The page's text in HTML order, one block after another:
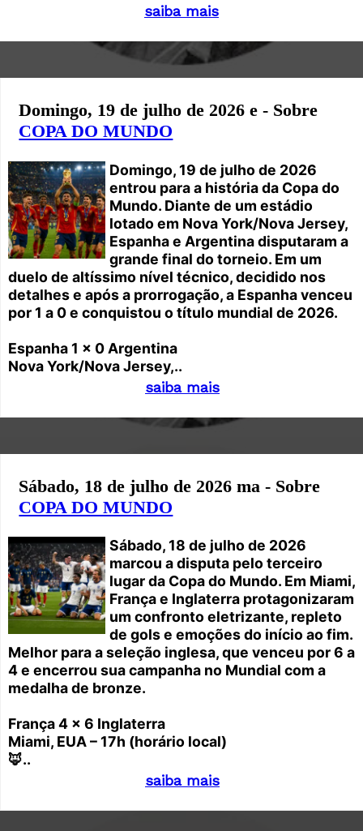
saiba mais
Domingo, 19 de julho de 2026 e - Sobre
COPA DO MUNDO
Domingo, 19 de julho de 2026
entrou para a história da Copa do
Mundo. Diante de um estádio
lotado em Nova York/Nova Jersey,
Espanha e Argentina disputaram a
grande final do torneio. Em um
duelo de altíssimo nível técnico, decidido nos
detalhes e após a prorrogação, a Espanha venceu
por 1 a 0 e conquistou o título mundial de 2026.
Espanha 1 x 0 Argentina
Nova York/Nova Jersey,..
saiba mais
Sábado, 18 de julho de 2026 ma - Sobre
COPA DO MUNDO
Sábado, 18 de julho de 2026
marcou a disputa pelo terceiro
lugar da Copa do Mundo. Em Miami,
França e Inglaterra protagonizaram
um confronto eletrizante, repleto
de gols e emoções do início ao fim.
Melhor para a seleção inglesa, que venceu por 6 a
4 e encerrou sua campanha no Mundial com a
medalha de bronze.
França 4 x 6 Inglaterra
Miami, EUA – 17h (horário local)
🦊..
saiba mais